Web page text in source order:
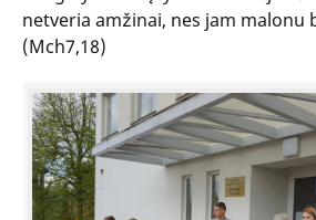
netveria amžinai, nes jam malonu
(Mch7,18)